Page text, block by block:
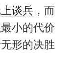
谈兵 ，而
小的代价
形的决胜